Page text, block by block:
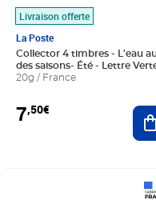
Livraison offerte
La Poste
Collector 4 timbres - L'eau
des saisons- Été - Lettre
20g / France
7,50€